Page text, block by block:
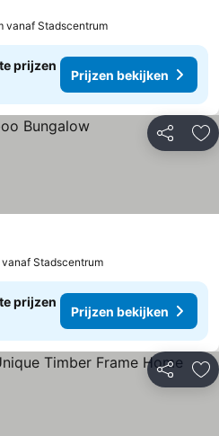
vanaf Stadscentrum
prijzen
Prijzen bekijken
Delen
Stadscentrum
prijzen
Prijzen bekijken
Delen